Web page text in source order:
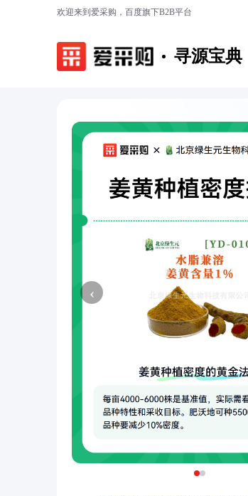
欢迎来到爱采购，百度旗下B2B平台
寻源宝典
‹